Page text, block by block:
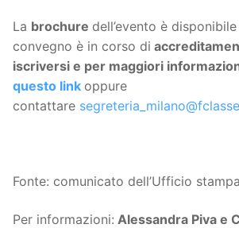
La brochure dell’evento è disponibile
convegno è in corso di
iscriversi e per maggiori
questo link oppure
contattare
Fonte: comunicato dell’Ufficio
Per informazioni: Alessandra Piva e